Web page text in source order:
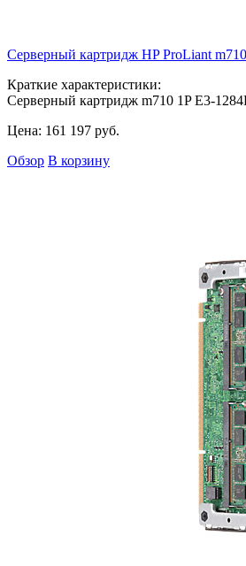
Серверный картридж HP ProLiant m710
Краткие характеристики:
Серверный картридж m710 1P E3-
Цена: 161 197 руб.
Обзор В корзину